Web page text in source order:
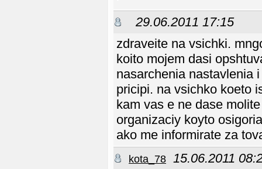
29.06.2011 17:15
zdraveite na vsichki.
koito mojem dasi
nasarchenia nastavlenia
pricipi. na vsichko koeto
kam vas e ne dase
organizaciy koyto
ako me informirate za
kota_78 15.06.2011